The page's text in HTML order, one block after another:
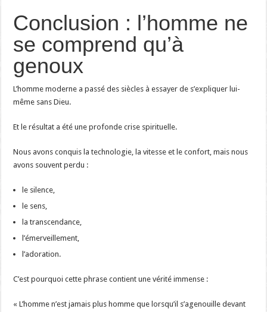
Conclusion : l’homme ne
se comprend qu’à
genoux
L’homme moderne a passé des siècles à essayer de s’expliquer lui-
même sans Dieu.
Et le résultat a été une profonde crise spirituelle.
Nous avons conquis la technologie, la vitesse et le confort, mais nous
avons souvent perdu :
le silence,
le sens,
la transcendance,
l’émerveillement,
l’adoration.
C’est pourquoi cette phrase contient une vérité immense :
« L’homme n’est jamais plus homme que lorsqu’il s’agenouille devant